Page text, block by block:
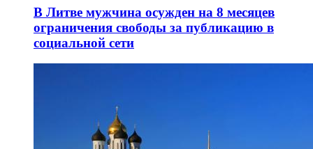
В Литве мужчина осужден на 8 месяцев
ограничения свободы за публикацию в
социальной сети